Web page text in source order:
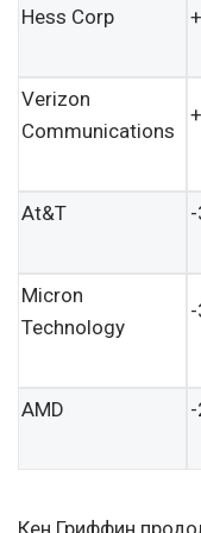
Hess Corp
Verizon
Communications
At&T
Micron
Technology
AMD